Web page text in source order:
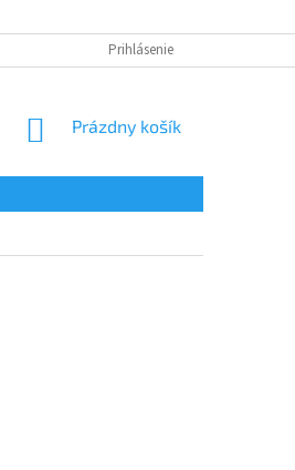
Prihlásenie
NÁKUPNÝ
Prázdny košík